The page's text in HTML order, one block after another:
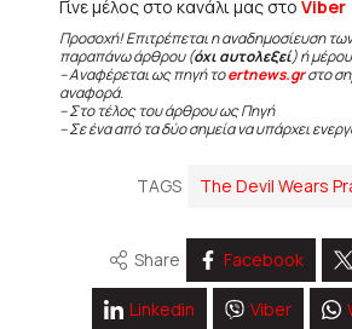
Γίνε μέλος στο κανάλι μας στο Viber
Προσοχή! Επιτρέπεται η αναδημοσίευση
παραπάνω άρθρου (όχι αυτολεξεί) ή
– Αναφέρεται ως πηγή τοertnews.grστο
αναφορά.
– Στο τέλος του άρθρου ως Πηγή
– Σε ένα από τα δύο σημεία να υπάρχει
TAGS The Devil Wears
Share Facebook
Linkedin Viber